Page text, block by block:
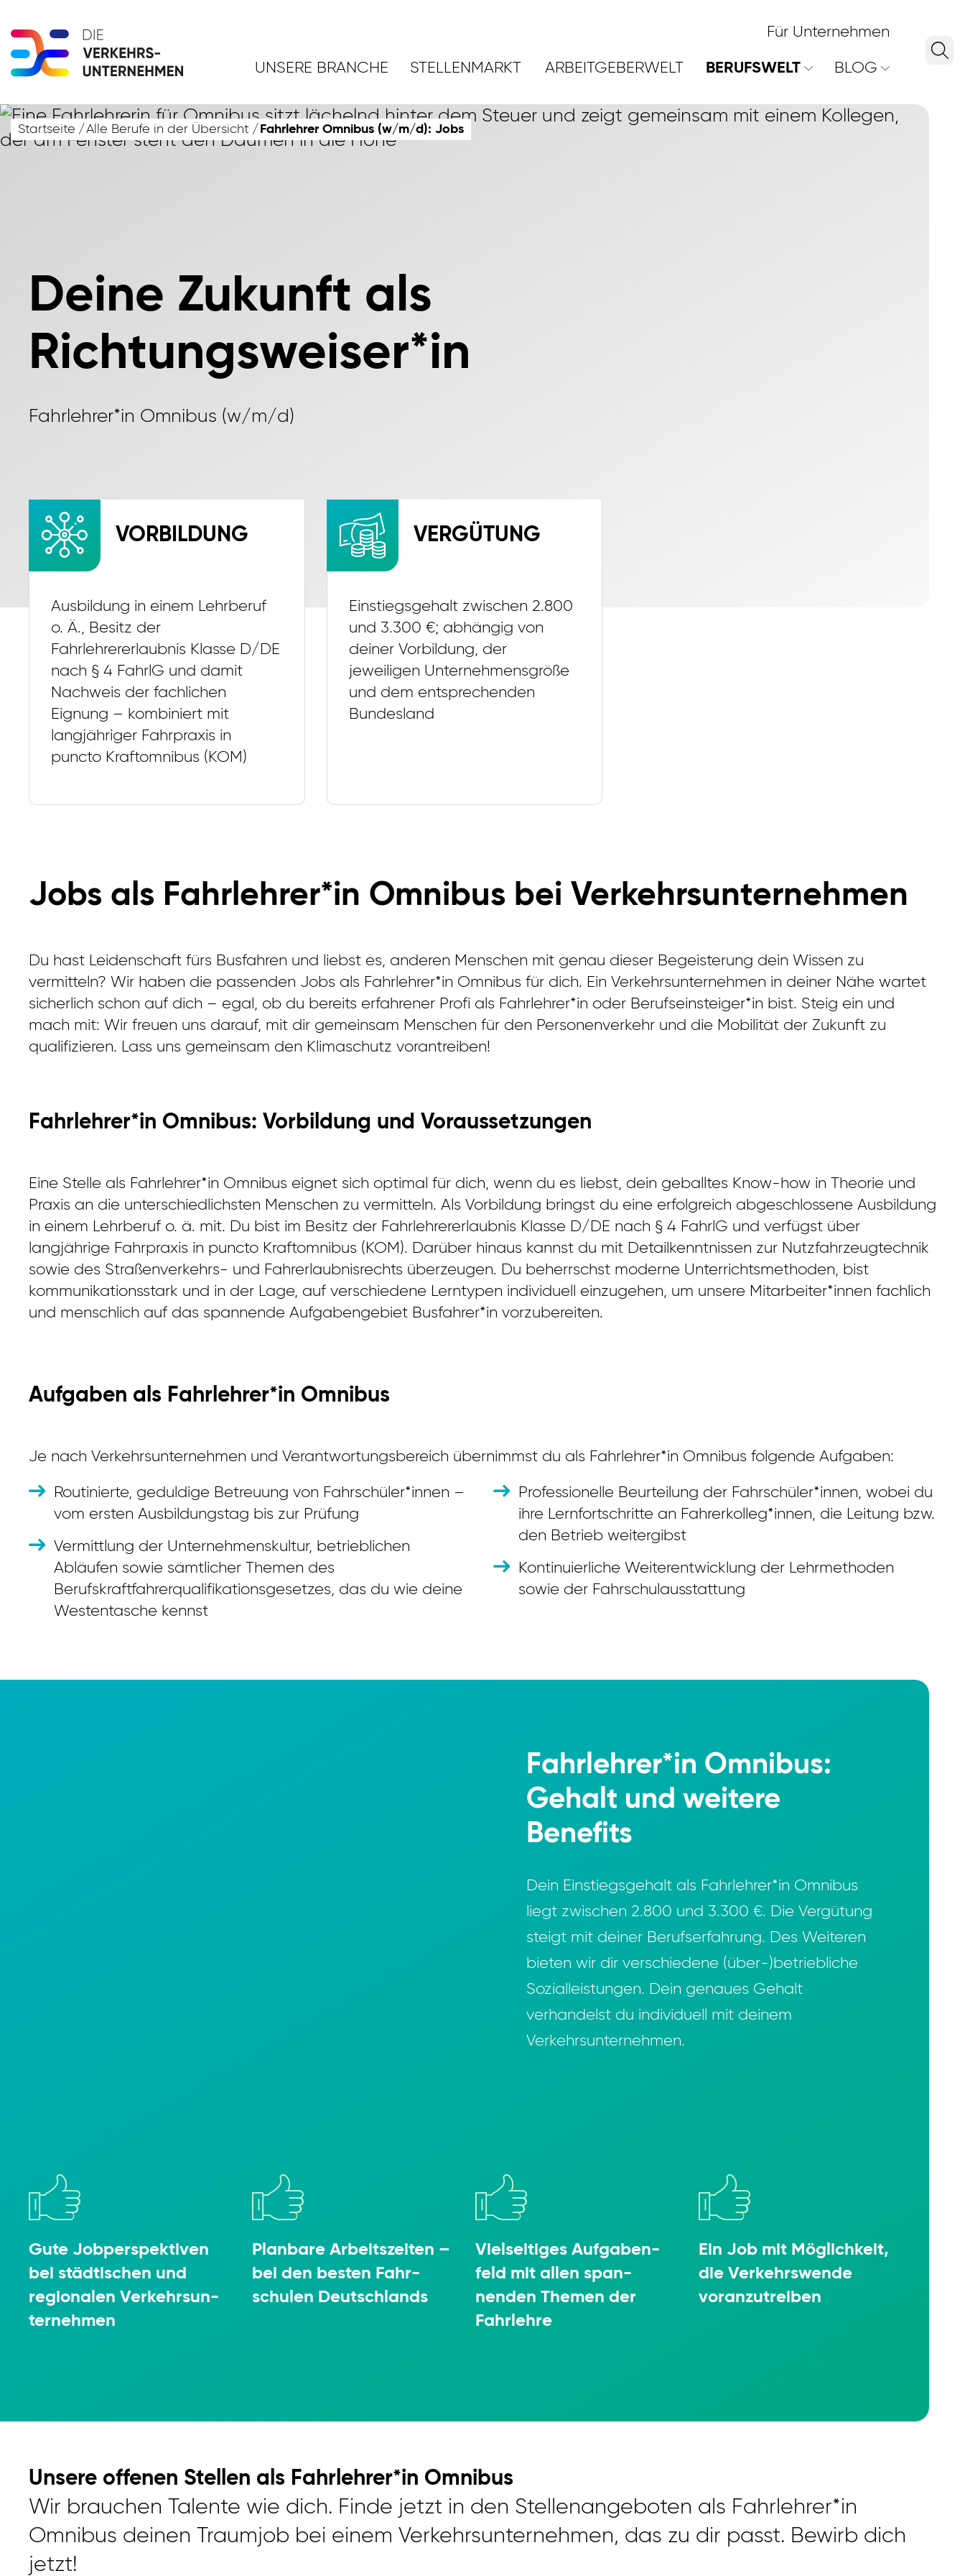
Für Unternehmen
UNSERE BRANCHE STELLENMARKT ARBEITGEBERWELT BERUFSWELT BLOG
Deine Zukunft als
Richtungsweiser*in
Fahrlehrer*in Omnibus (w/m/d)
VORBILDUNG
Ausbildung in einem Lehrberuf
o. Ä., Besitz der
Fahrlehrererlaubnis Klasse D/DE
nach § 4 FahrlG und damit
Nachweis der fachlichen
Eignung – kombiniert mit
langjähriger Fahrpraxis in
puncto Kraftomnibus (KOM)
VERGÜTUNG
Einstiegsgehalt zwischen 2.800
und 3.300 €; abhängig von
deiner Vorbildung, der
jeweiligen Unternehmensgröße
und dem entsprechenden
Bundesland
Startseite Alle Berufe in der Übersicht Fahrlehrer Omnibus (w/m/d): Jobs
Jobs als Fahrlehrer*in Omnibus bei Verkehrsunternehmen
Du hast Leidenschaft fürs Busfahren und liebst es, anderen Menschen mit genau dieser Begeisterung dein Wissen zu
vermitteln? Wir haben die passenden Jobs als Fahrlehrer*in Omnibus für dich. Ein Verkehrsunternehmen in deiner Nähe wartet
sicherlich schon auf dich – egal, ob du bereits erfahrener Profi als Fahrlehrer*in oder Berufseinsteiger*in bist. Steig ein und
mach mit: Wir freuen uns darauf, mit dir gemeinsam Menschen für den Personenverkehr und die Mobilität der Zukunft zu
qualifizieren. Lass uns gemeinsam den Klimaschutz vorantreiben!
Fahrlehrer*in Omnibus: Vorbildung und Voraussetzungen
Eine Stelle als Fahrlehrer*in Omnibus eignet sich optimal für dich, wenn du es liebst, dein geballtes Know-how in Theorie und
Praxis an die unterschiedlichsten Menschen zu vermitteln. Als Vorbildung bringst du eine erfolgreich abgeschlossene Ausbildung
in einem Lehrberuf o. ä. mit. Du bist im Besitz der Fahrlehrererlaubnis Klasse D/DE nach § 4 FahrlG und verfügst über
langjährige Fahrpraxis in puncto Kraftomnibus (KOM). Darüber hinaus kannst du mit Detailkenntnissen zur Nutzfahrzeugtechnik
sowie des Straßenverkehrs- und Fahrerlaubnisrechts überzeugen. Du beherrschst moderne Unterrichtsmethoden, bist
kommunikationsstark und in der Lage, auf verschiedene Lerntypen individuell einzugehen, um unsere Mitarbeiter*innen fachlich
und menschlich auf das spannende Aufgabengebiet Busfahrer*in vorzubereiten.
Aufgaben als Fahrlehrer*in Omnibus
Je nach Verkehrsunternehmen und Verantwortungsbereich übernimmst du als Fahrlehrer*in Omnibus folgende Aufgaben:
Routinierte, geduldige Betreuung von Fahrschüler*innen –
vom ersten Ausbildungstag bis zur Prüfung
Vermittlung der Unternehmenskultur, betrieblichen
Abläufen sowie sämtlicher Themen des
Berufskraftfahrerqualifikationsgesetzes, das du wie deine
Westentasche kennst
Professionelle Beurteilung der Fahrschüler*innen, wobei du
ihre Lernfortschritte an Fahrerkolleg*innen, die Leitung bzw.
den Betrieb weitergibst
Kontinuierliche Weiterentwicklung der Lehrmethoden
sowie der Fahrschulausstattung
Fahrlehrer*in Omnibus:
Gehalt und weitere
Benefits
Dein Einstiegsgehalt als Fahrlehrer*in Omnibus
liegt zwischen 2.800 und 3.300 €. Die Vergütung
steigt mit deiner Berufserfahrung. Des Weiteren
bieten wir dir verschiedene (über-)betriebliche
Sozialleistungen. Dein genaues Gehalt
verhandelst du individuell mit deinem
Verkehrsunternehmen.
Gute Jobper­spek­tiven
bei städ­ti­schen und
regio­nalen Verkehrs­un­
ter­nehmen
Plan­bare Arbeits­zeiten –
bei den besten Fahr­
schulen Deutsch­lands
Viel­sei­tiges Aufga­ben­
feld mit allen span­
nenden Themen der
Fahr­lehre
Ein Job mit Möglich­keit,
die Verkehrs­wende
voran­zu­treiben
Unsere offenen Stellen als Fahrlehrer*in Omnibus
Wir brauchen Talente wie dich. Finde jetzt in den Stellenangeboten als Fahrlehrer*in
Omnibus deinen Traumjob bei einem Verkehrsunternehmen, das zu dir passt. Bewirb dich
jetzt!